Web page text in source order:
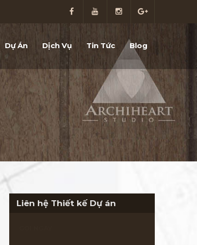
Dự Án Dịch Vụ Tin Tức Blog
Liên hệ Thiết kế Dự án